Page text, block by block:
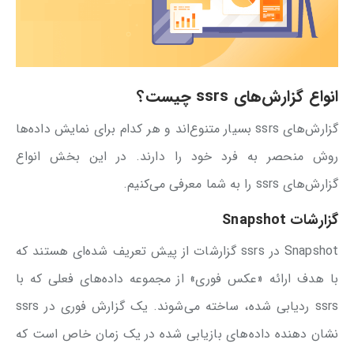
انواع گزارش‌های ssrs چیست؟
گزارش‌های ssrs بسیار متنوع‌اند و هر کدام برای نمایش داده‌ها
روش منحصر به فرد خود را دارند. در این بخش انواع
گزارش‌های ssrs را به شما معرفی می‌کنیم.
گزارشات Snapshot
Snapshot در ssrs گزارشات از پیش تعریف شده‌ای هستند که
با هدف ارائه «عکس فوری» از مجموعه داده‌های فعلی که با
ssrs ردیابی شده‌، ساخته می‌شوند. یک گزارش فوری در ssrs
نشان دهنده داده‌های بازیابی شده در یک زمان خاص است که